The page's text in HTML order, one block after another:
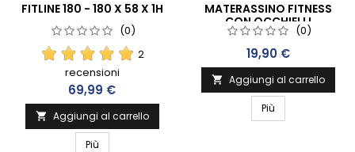
FITLINE 180 - 180 X 58 X 1H
(0)
2
recensioni
Prezzo
69,99 €
 Aggiungi al carrello
Più
MATERASSINO FITNESS
CON OCCHIELLI
(0)
Prezzo
19,90 €
 Aggiungi al carrello
Più